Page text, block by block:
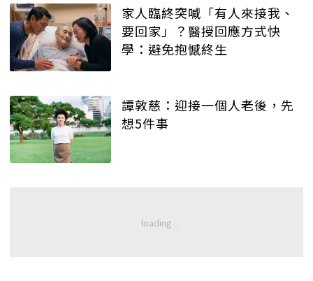
家人臨終突喊「有人來接我、
要回家」？醫授回應方式快
學：避免抱憾終生
譚敦慈：迎接一個人老後，先
想5件事